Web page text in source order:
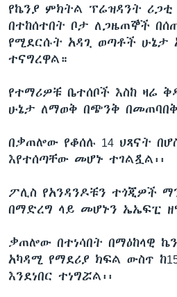
የኬንያ ምክትል ፕሬዝዳንት
በተከሰተበት ቦታ ለጋዜጠኞች
የሚደርሱት አዳጊ ወጣቶች ሁኔታ
ተናግረዋል።
የተማሪዎቹ ቤተሰቦች እስከ ዛሬ
ሁኔታ ለማወቅ በጭንቅ በመጠባበቅ
በቃጠሎው የቆሰሉ 14 ህጻናት
እየተሰጣቸው መሆኑ ተገልጿል፡፡
ፖሊስ የአንዳንዶቹን ተጎጂዎች
በማድረግ ላይ መሆኑን ኤኤፍፒ
ቃጠሎው በተነሳበት በማዕከላዊ
አካዳሚ የማደሪያ ክፍል ውስጥ
እንደነበር ተነግሯል፡፡